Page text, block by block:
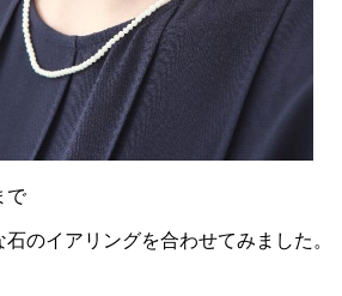
で
のイアリングを合わせてみました。